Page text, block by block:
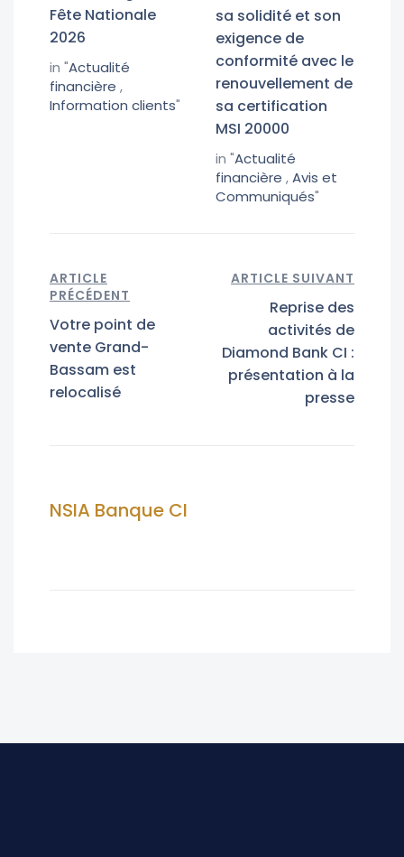
Fête Nationale
2026
in "Actualité
financière ,
Information clients"
sa solidité et son
exigence de
conformité avec le
renouvellement de
sa certification
MSI 20000
in "Actualité
financière ,Avis et
Communiqués"
ARTICLE
PRÉCÉDENT
Votre point de
vente Grand-
Bassam est
relocalisé
ARTICLE SUIVANT
Reprise des
activités de
Diamond Bank CI :
présentation à la
presse
NSIA Banque CI